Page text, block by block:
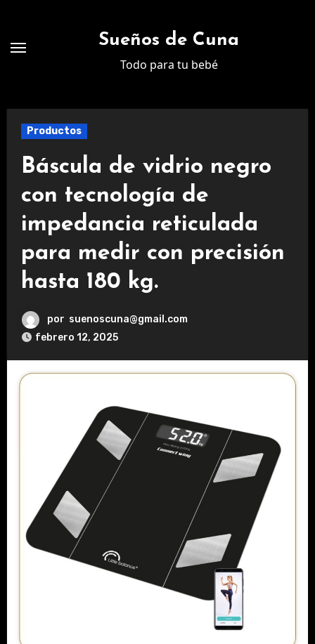
contenido
Sueños de Cuna
Todo para tu bebé
Productos
Báscula de vidrio negro
con tecnología de
impedancia reticulada
para medir con precisión
hasta 180 kg.
por suenoscuna@gmail.com
febrero 12, 2025